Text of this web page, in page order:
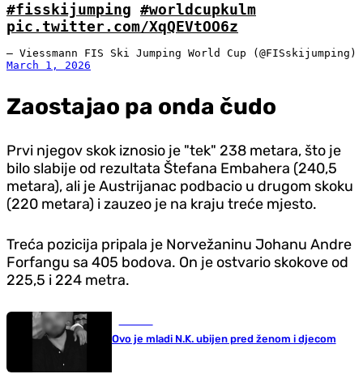
#fisskijumping #worldcupkulm
pic.twitter.com/XqQEVtOO6z
— Viessmann FIS Ski Jumping World Cup (@FISskijumping)
March 1, 2026
Zaostajao pa onda čudo
Prvi njegov skok iznosio je "tek" 238 metara, što je
bilo slabije od rezultata Štefana Embahera (240,5
metara), ali je Austrijanac podbacio u drugom skoku
(220 metara) i zauzeo je na kraju treće mjesto.
Treća pozicija pripala je Norvežaninu Johanu Andre
Forfangu sa 405 bodova. On je ostvario skokove od
225,5 i 224 metra.
Ovo je mladi N.K. ubijen pred ženom i djecom